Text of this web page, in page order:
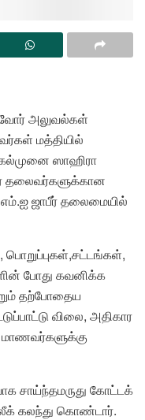
அலுவல்கள்
மத்தியில்
கல்முனை ஸாஹிரா
தலைவர்களுக்கான
எம்.ஐ ஜாபீர் தலைமையில்
போது கவனிக்க
தற்போதைய
விலை, அதிகார
சாய்ந்தமருது கோட்டக்
கலந்து கொண்டார்.